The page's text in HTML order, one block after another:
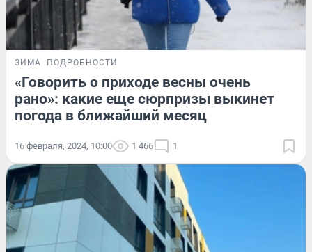
ЗИМА ПОДРОБНОСТИ
«Говорить о приходе весны очень
рано»: какие еще сюрпризы выкинет
погода в ближайший месяц
16 февраля, 2024, 10:00 1 466 1